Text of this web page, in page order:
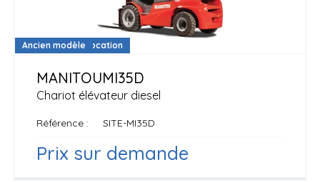
Disponible à la location
Ancien modèle
Chariot élévateur diesel
MANITOUMI35D
Référence SITE-MI35D
Prix sur demande